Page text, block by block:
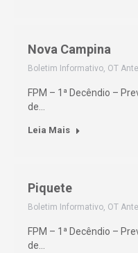
Nova Campina
Boletim Informativo, OT
FPM – 1ª Decêndio –
de…
Leia Mais
Piquete
Boletim Informativo, OT
FPM – 1ª Decêndio –
de…